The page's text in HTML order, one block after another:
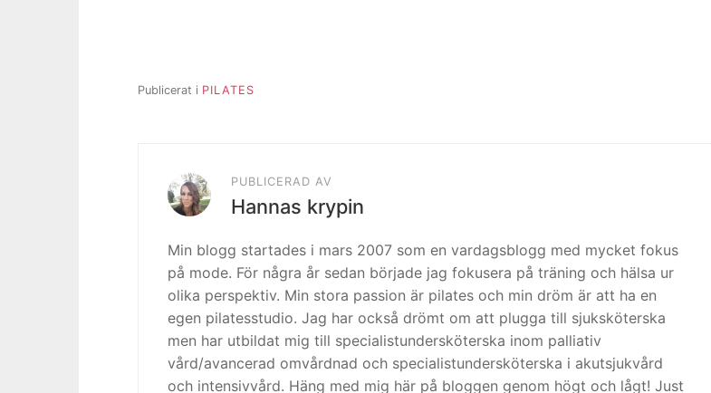
Publicerat i PILATES
PUBLICERAD AV
Hannas krypin
Min blogg startades i mars 2007 som en vardagsblogg med mycket fokus
på mode. För några år sedan började jag fokusera på träning och hälsa ur
olika perspektiv. Min stora passion är pilates och min dröm är att ha en
egen pilatesstudio. Jag har också drömt om att plugga till sjuksköterska
men har utbildat mig till specialistundersköterska inom palliativ
vård/avancerad omvårdnad och specialistundersköterska i akutsjukvård
och intensivvård. Häng med mig här på bloggen genom högt och lågt! Just